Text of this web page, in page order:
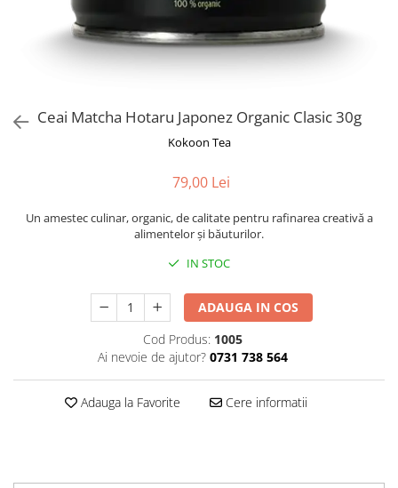
Sirop de ceai
Ceai Matcha Hotaru Japonez Organic Clasic 30g
Kokoon Tea
79,00 Lei
Un amestec culinar, organic, de calitate pentru rafinarea creativă a
alimentelor şi băuturilor.
IN STOC
ADAUGA IN COS
Cod Produs: 1005
Ai nevoie de ajutor? 0731 738 564
Adauga la Favorite Cere informatii